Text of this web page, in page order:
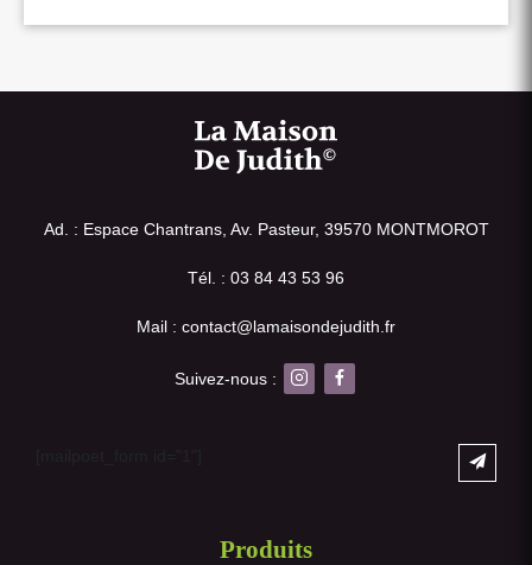
Ad. : Espace Chantrans, Av. Pasteur, 39570 MONTMOROT
Tél. : 03 84 43 53 96
Mail : contact@lamaisondejudith.fr
Suivez-nous :
Produits